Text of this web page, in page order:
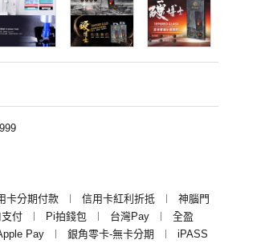
卡分期付款 ︱ 信用卡紅利折抵 ︱
神腦門
付 ︱ Pi拍錢包 ︱ 台灣Pay ︱
全盈
Pay ︱ 銀角零卡-無卡分期 ︱
iPASS